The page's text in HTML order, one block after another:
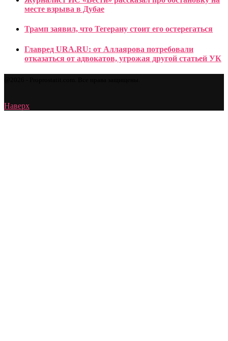
месте взрыва в Дубае
Трамп заявил, что Тегерану стоит его остерегаться
Главред URA.RU: от Аллаярова потребовали
отказаться от адвокатов, угрожая другой статьей УК
Наверх